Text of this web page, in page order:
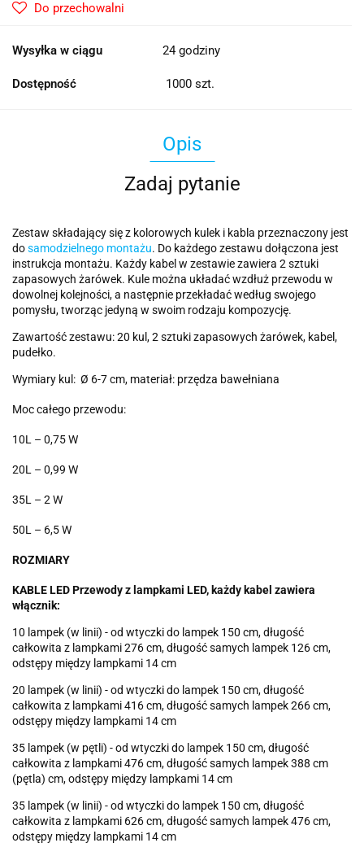
Do przechowalni
Wysyłka w ciągu 24 godziny
Dostępność 1000 szt.
Opis
Zadaj pytanie
Zestaw składający się z kolorowych kulek i kabla przeznaczony jest
dosamodzielnego montażu. Do każdego zestawu dołączona jest
instrukcja montażu. Każdy kabel w zestawie zawiera 2 sztuki
zapasowych żarówek. Kule można układać wzdłuż przewodu w
dowolnej kolejności, a następnie przekładać według swojego
pomysłu, tworząc jedyną w swoim rodzaju kompozycję.
Zawartość zestawu: 20 kul, 2 sztuki zapasowych żarówek, kabel,
pudełko.
Wymiary kul: Ø 6-7 cm, materiał: przędza bawełniana
Moc całego przewodu:
10L – 0,75 W
20L – 0,99 W
35L – 2 W
50L – 6,5 W
ROZMIARY
KABLE LED Przewody z lampkami LED, każdy kabel zawiera
włącznik:
10 lampek (w linii) - od wtyczki do lampek 150 cm, długość
całkowita z lampkami 276 cm, długość samych lampek 126 cm,
odstępy między lampkami 14 cm
20 lampek (w linii) - od wtyczki do lampek 150 cm, długość
całkowita z lampkami 416 cm, długość samych lampek 266 cm,
odstępy między lampkami 14 cm
35 lampek (w pętli) - od wtyczki do lampek 150 cm, długość
całkowita z lampkami 476 cm, długość samych lampek 388 cm
(pętla) cm, odstępy między lampkami 14 cm
35 lampek (w linii) - od wtyczki do lampek 150 cm, długość
całkowita z lampkami 626 cm, długość samych lampek 476 cm,
odstępy między lampkami 14 cm